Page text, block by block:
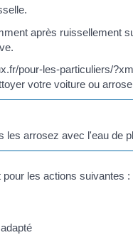
après ruissellement
pour-les-particuliers/
votre voiture ou
arrosez avec l'eau de
les actions suivantes :